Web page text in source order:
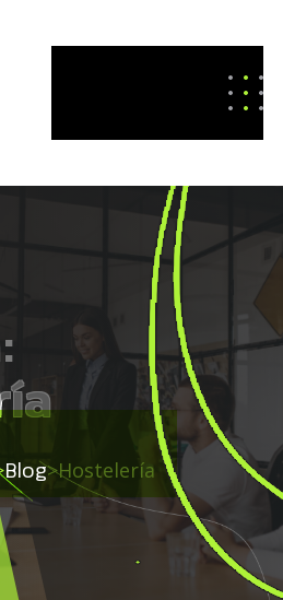
Blog>Hostelería